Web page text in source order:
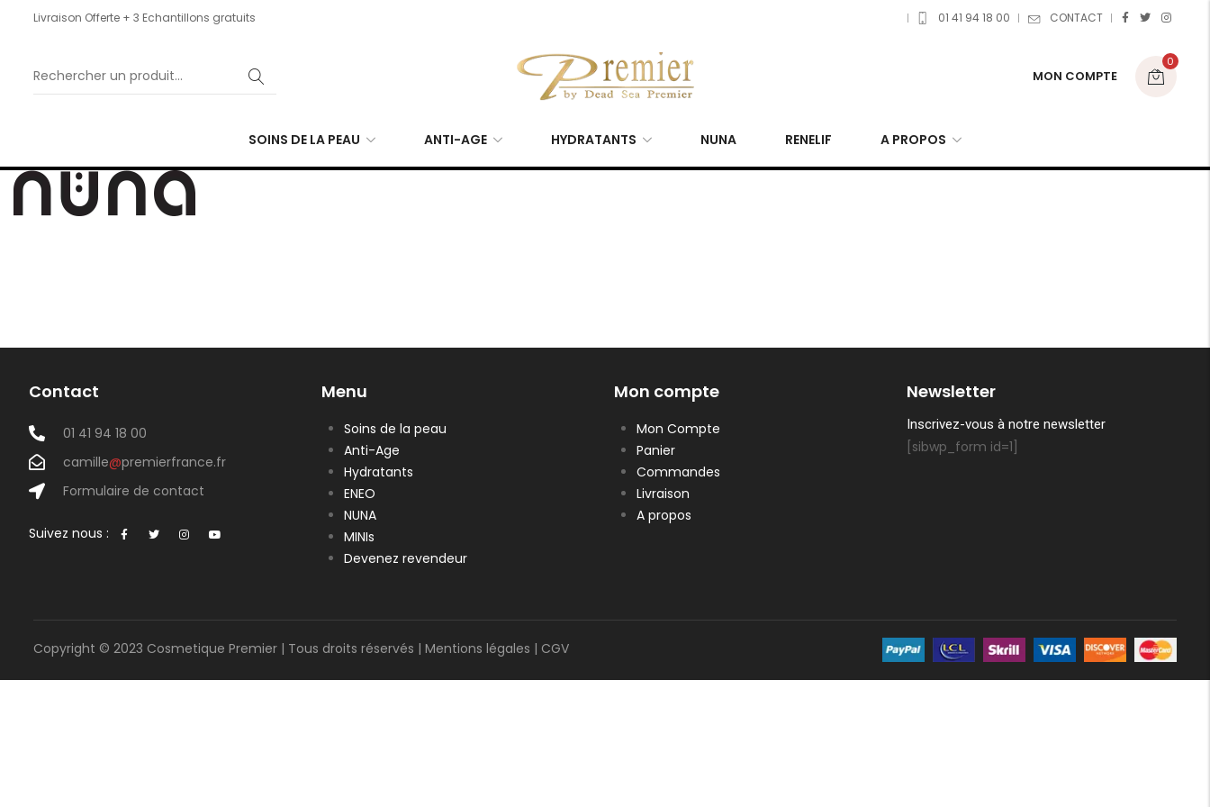
Livraison Offerte + 3 Echantillons gratuits 01 41 94 18 00 CONTACT
MON COMPTE
0
SOINS DE LA PEAU ANTI-AGE HYDRATANTS NUNA RENELIF A PROPOS
Contact
01 41 94 18 00
camille@premierfrance.fr
Formulaire de contact
Suivez nous :
Menu
Soins de la peau
Anti-Age
Hydratants
ENEO
NUNA
MINIs
Devenez revendeur
Mon compte
Mon Compte
Panier
Commandes
Livraison
A propos
Newsletter
Inscrivez-vous à notre newsletter
[sibwp_form id=1]
Copyright © 2023 Cosmetique Premier | Tous droits réservés | Mentions légales | CGV